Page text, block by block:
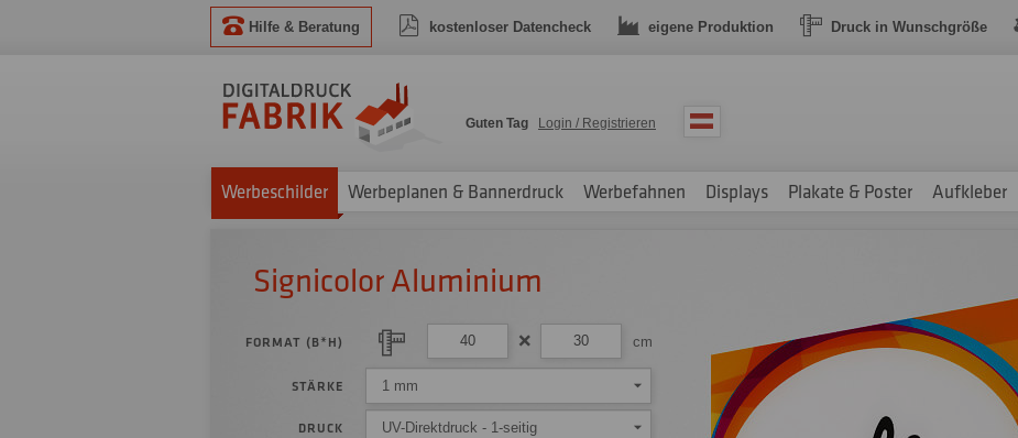
Hilfe & Beratung kostenloser Datencheck eigene Produktion Druck in Wunschgröße
Guten Tag Login / Registrieren
Werbeschilder Werbeplanen & Bannerdruck Werbefahnen Displays Plakate & Poster Aufkleber
Signicolor Aluminium
FORMAT (B*H) cm
STÄRKE 1 mm
DRUCK UV-Direktdruck - 1-seitig